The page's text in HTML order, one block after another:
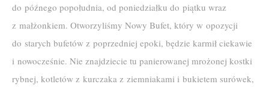
do późnego popołudnia, od poniedziałku do piątku wraz
z małżonkiem. Otworzyliśmy Nowy Bufet, który w opozycji
do starych bufetów z poprzedniej epoki, będzie karmił ciekawie
i nowocześnie. Nie znajdziecie tu panierowanej mrożonej kostki
rybnej, kotletów z kurczaka z ziemniakami i bukietem surówek,